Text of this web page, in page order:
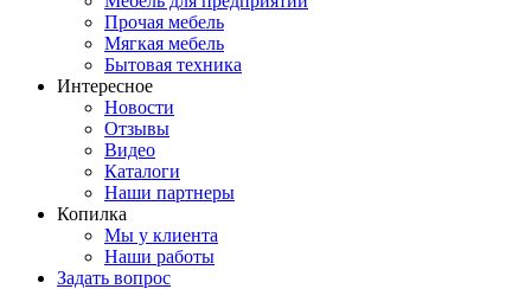
Прочая мебель
Мягкая мебель
Бытовая техника
Интересное
Новости
Отзывы
Видео
Каталоги
Наши партнеры
Копилка
Мы у клиента
Наши работы
Задать вопрос